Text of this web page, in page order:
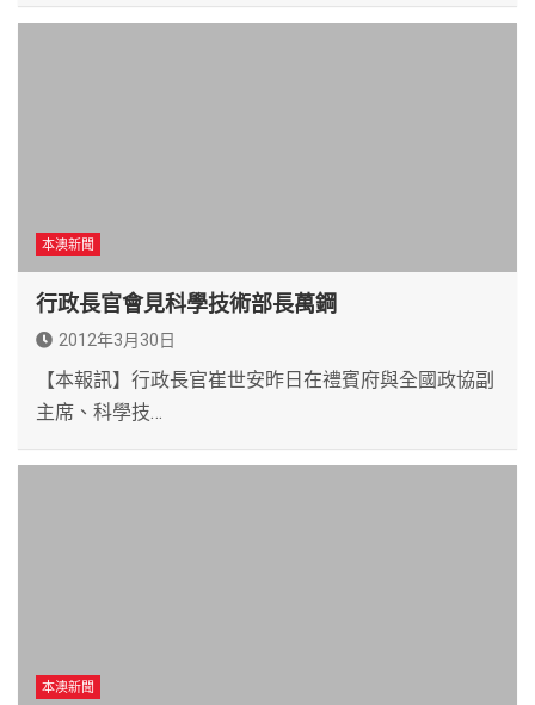
本澳新聞
行政長官會見科學技術部長萬鋼
2012年3月30日
【本報訊】行政長官崔世安昨日在禮賓府與全國政協副
主席、科學技…
本澳新聞